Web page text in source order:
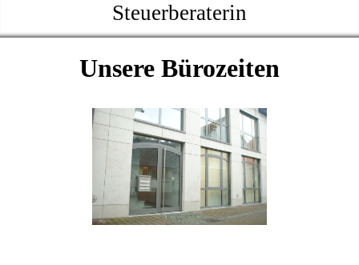
Steuerberaterin
Unsere Bürozeiten